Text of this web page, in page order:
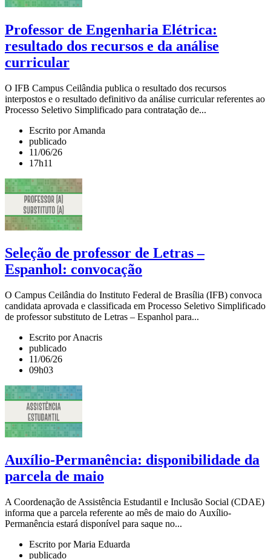
Professor de Engenharia Elétrica:
resultado dos recursos e da análise
curricular
O IFB Campus Ceilândia publica o resultado dos recursos
interpostos e o resultado definitivo da análise curricular referentes ao
Processo Seletivo Simplificado para contratação de...
Escrito por Amanda
publicado
11/06/26
17h11
Seleção de professor de Letras –
Espanhol: convocação
O Campus Ceilândia do Instituto Federal de Brasília (IFB) convoca
candidata aprovada e classificada em Processo Seletivo Simplificado
de professor substituto de Letras – Espanhol para...
Escrito por Anacris
publicado
11/06/26
09h03
Auxílio-Permanência: disponibilidade da
parcela de maio
A Coordenação de Assistência Estudantil e Inclusão Social (CDAE)
informa que a parcela referente ao mês de maio do Auxílio-
Permanência estará disponível para saque no...
Escrito por Maria Eduarda
publicado